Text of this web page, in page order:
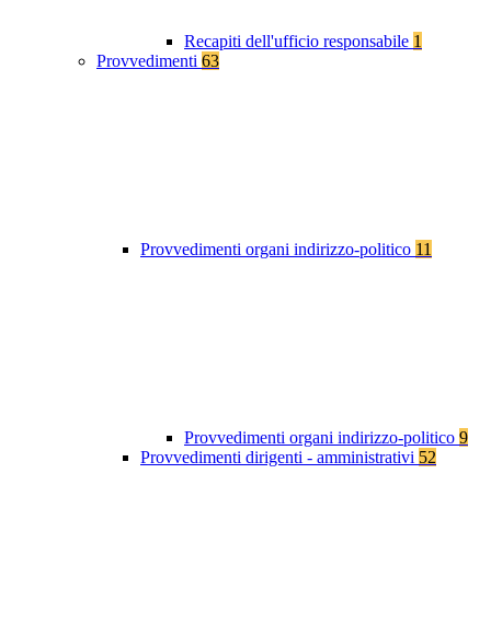
Recapiti dell'ufficio responsabile 1
Provvedimenti 63
Provvedimenti organi indirizzo-politico 11
Provvedimenti organi indirizzo-politico 9
Provvedimenti dirigenti - amministrativi 52